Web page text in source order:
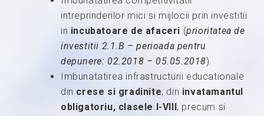
intreprinderilor mici si mijlocii prin investitii
in incubatoare de afaceri (prioritatea de
investitii 2.1.B – perioada pentru
depunere:02.2018 – 05.05.2018)
Imbunatatirea infrastructurii educationale
din crese si gradinite, din invatamantul
obligatoriu, clasele I-VIII , precum si